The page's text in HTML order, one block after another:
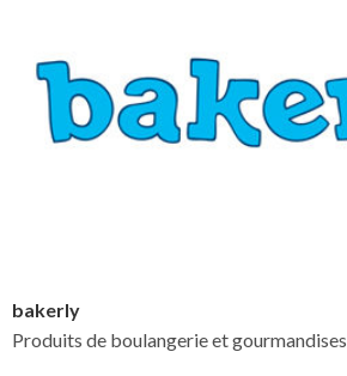
bakerly
Produits de boulangerie et gourmandises